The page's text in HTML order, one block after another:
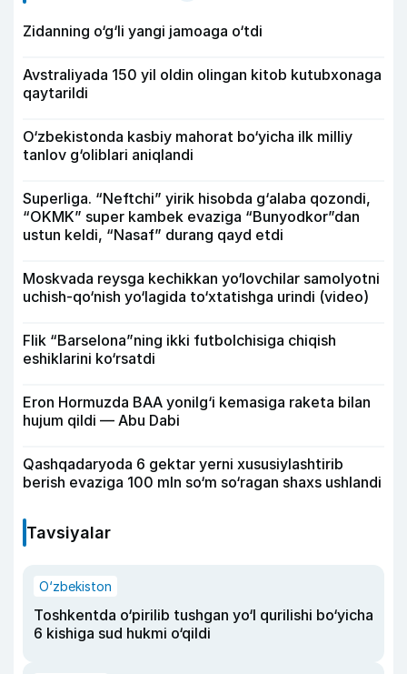
Zidanning o‘g‘li yangi jamoaga o‘tdi
Avstraliyada 150 yil oldin olingan kitob kutubxonaga
qaytarildi
O‘zbekistonda kasbiy mahorat bo‘yicha ilk milliy
tanlov g‘oliblari aniqlandi
Superliga. “Neftchi” yirik hisobda g‘alaba qozondi,
“OKMK” super kambek evaziga “Bunyodkor”dan
ustun keldi, “Nasaf” durang qayd etdi
Moskvada reysga kechikkan yo‘lovchilar samolyotni
uchish-qo‘nish yo‘lagida to‘xtatishga urindi (video)
Flik “Barselona”ning ikki futbolchisiga chiqish
eshiklarini ko‘rsatdi
Eron Hormuzda BAA yonilg‘i kemasiga raketa bilan
hujum qildi — Abu Dabi
Qashqadaryoda 6 gektar yerni xususiylashtirib
berish evaziga 100 mln so‘m so‘ragan shaxs ushlandi
Tavsiyalar
O‘zbekiston
Toshkentda o‘pirilib tushgan yo‘l qurilishi bo‘yicha
6 kishiga sud hukmi o‘qildi